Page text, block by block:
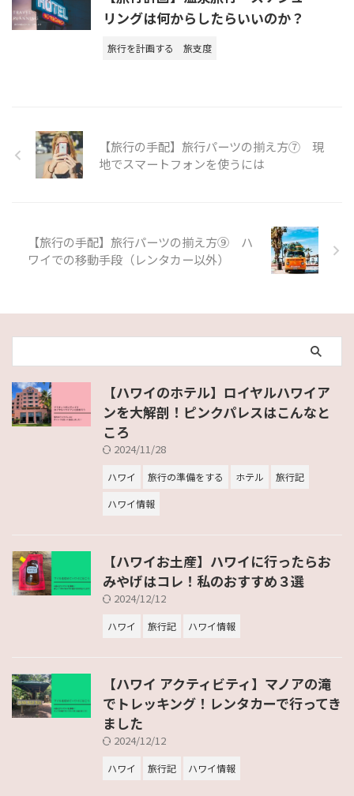
リングは何からしたらいいのか？
旅行を計画する 旅支度
【旅行の手配】旅行パーツの揃え方⑦ 現
地でスマートフォンを使うには
【旅行の手配】旅行パーツの揃え方⑨ ハ
ワイでの移動手段（レンタカー以外）
【ハワイのホテル】ロイヤルハワイア
ンを大解剖！ピンクパレスはこんなと
ころ
2024/11/28
ハワイ 旅行の準備をする ホテル
旅行記
ハワイ情報
【ハワイお土産】ハワイに行ったらお
みやげはコレ！私のおすすめ３選
2024/12/12
ハワイ 旅行記 ハワイ情報
【ハワイ アクティビティ】マノアの滝
でトレッキング！レンタカーで行ってき
ました
2024/12/12
ハワイ 旅行記 ハワイ情報